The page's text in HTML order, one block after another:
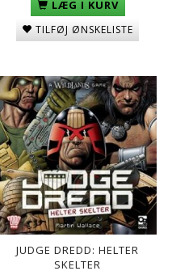
LÆG I KURV
TILFØJ ØNSKELISTE
JUDGE DREDD: HELTER
SKELTER